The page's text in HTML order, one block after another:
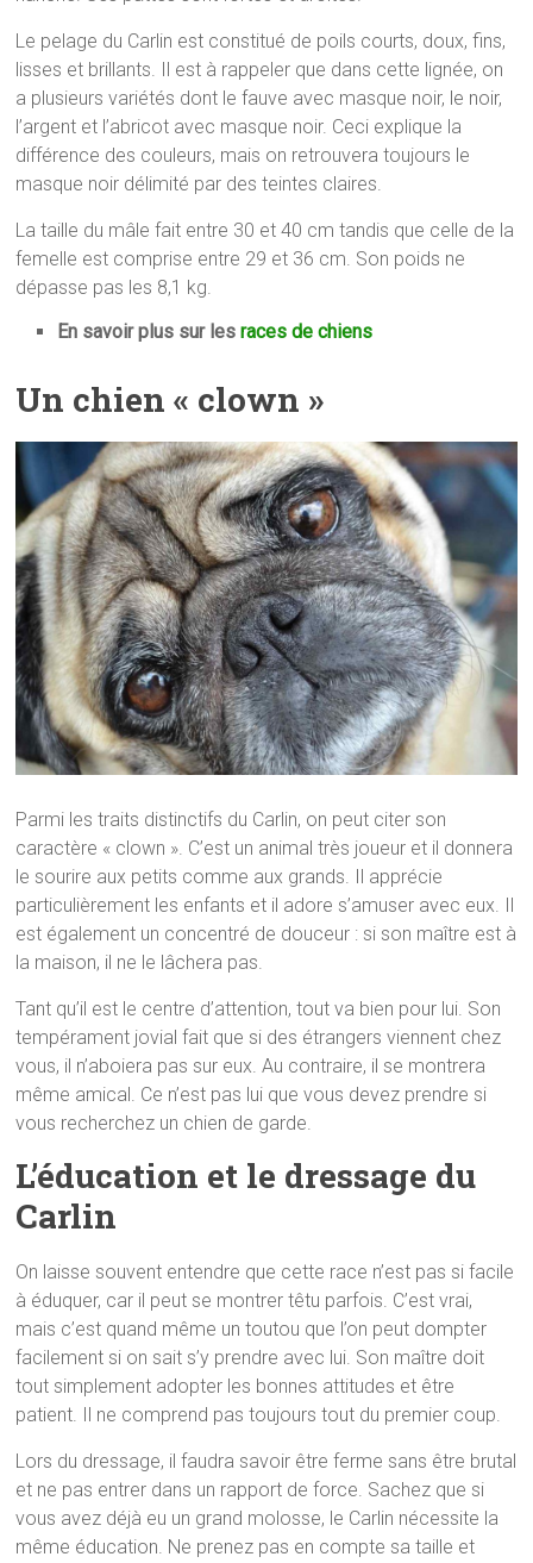
Le pelage du Carlin est constitué de poils courts, doux, fins,
lisses et brillants. Il est à rappeler que dans cette lignée, on
a plusieurs variétés dont le fauve avec masque noir, le noir,
l’argent et l’abricot avec masque noir. Ceci explique la
différence des couleurs, mais on retrouvera toujours le
masque noir délimité par des teintes claires.
La taille du mâle fait entre 30 et 40 cm tandis que celle de la
femelle est comprise entre 29 et 36 cm. Son poids ne
dépasse pas les 8,1 kg.
En savoir plus sur lesraces de chiens
Un chien « clown »
Parmi les traits distinctifs du Carlin, on peut citer son
caractère « clown ». C’est un animal très joueur et il donnera
le sourire aux petits comme aux grands. Il apprécie
particulièrement les enfants et il adore s’amuser avec eux. Il
est également un concentré de douceur : si son maître est à
la maison, il ne le lâchera pas.
Tant qu’il est le centre d’attention, tout va bien pour lui. Son
tempérament jovial fait que si des étrangers viennent chez
vous, il n’aboiera pas sur eux. Au contraire, il se montrera
même amical. Ce n’est pas lui que vous devez prendre si
vous recherchez un chien de garde.
L’éducation et le dressage du
Carlin
On laisse souvent entendre que cette race n’est pas si facile
à éduquer, car il peut se montrer têtu parfois. C’est vrai,
mais c’est quand même un toutou que l’on peut dompter
facilement si on sait s’y prendre avec lui. Son maître doit
tout simplement adopter les bonnes attitudes et être
patient. Il ne comprend pas toujours tout du premier coup.
Lors du dressage, il faudra savoir être ferme sans être brutal
et ne pas entrer dans un rapport de force. Sachez que si
vous avez déjà eu un grand molosse, le Carlin nécessite la
même éducation. Ne prenez pas en compte sa taille et